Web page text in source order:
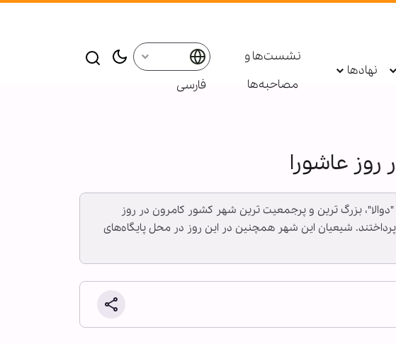
نهادها
نشست‌ها و
مصاحبه‌ها
فارسی
عاشورا
بزرگ ترین و پرجمعیت ترین شهر کشور کامرون در روز
شیعیان این شهر همچنین در این روز در محل پایگاه‌های